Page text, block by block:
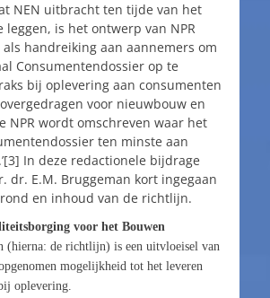
NEN uitbracht ten tijde van het
leggen, is het ontwerp van NPR
als handreiking aan aannemers om
Consumentendossier op te
bij oplevering aan consumenten
voor nieuwbouw en
NPR wordt omschreven waar het
ten minste aan
In deze redactionele bijdrage
dr. E.M. Bruggeman kort ingegaan
en inhoud van de richtlijn.
voor het Bouwen
(hierna: de richtlijn) is een uitvloeisel van
mogelijkheid tot het leveren
oplevering.